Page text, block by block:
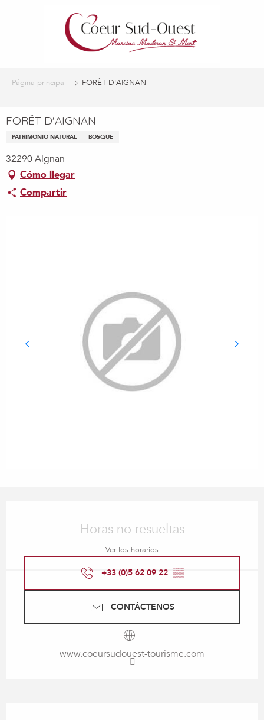
Página principal FORÊT D'AIGNAN
FORÊT D'AIGNAN
PATRIMONIO NATURAL BOSQUE
32290 Aignan
Cómo llegar
Compartir
Horas no resueltas
Ver los horarios
+33 (0)5 62 09 22 ▒▒
CONTÁCTENOS
www.coeursudouest-tourisme.com